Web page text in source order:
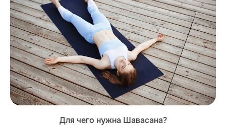
Для чего нужна Шавасана?